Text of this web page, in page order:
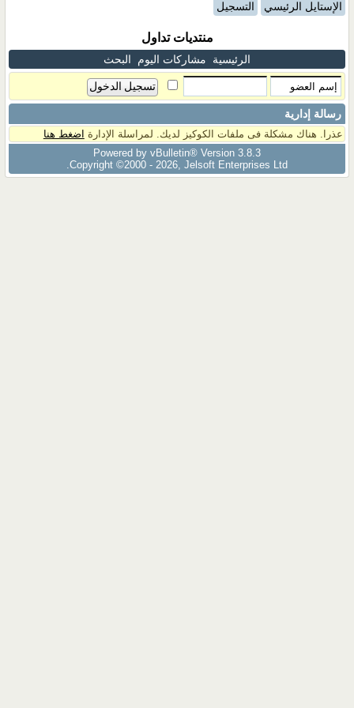
الإستايل الرئيسي التسجيل
منتديات تداول
الرئيسية مشاركات اليوم البحث
رسالة إدارية
عذرا. هناك مشكلة فى ملفات الكوكيز لديك. لمراسلة الإدارة اضغط هنا
Powered by vBulletin® Version 3.8.3
Copyright ©2000 - 2026, Jelsoft Enterprises Ltd.